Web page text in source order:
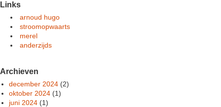
Links
arnoud hugo
stroomopwaarts
merel
anderzijds
Archieven
december 2024 (2)
oktober 2024 (1)
juni 2024 (1)